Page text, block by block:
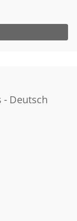
- Deutsch